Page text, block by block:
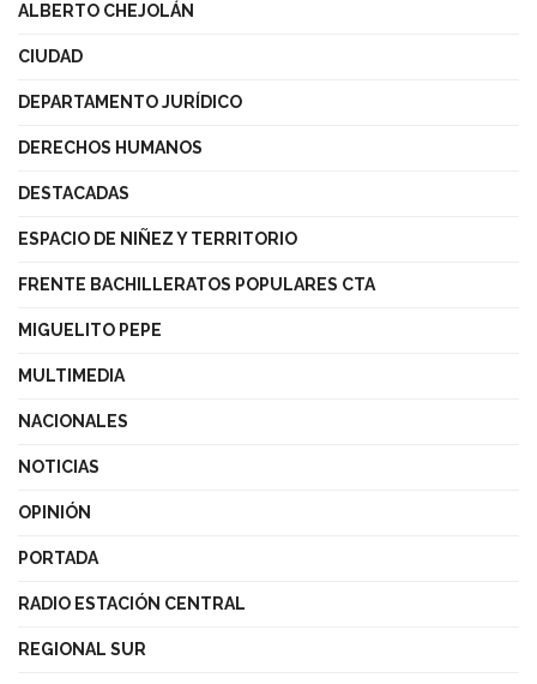
ALBERTO CHEJOLÁN
CIUDAD
DEPARTAMENTO JURÍDICO
DERECHOS HUMANOS
DESTACADAS
ESPACIO DE NIÑEZ Y TERRITORIO
FRENTE BACHILLERATOS POPULARES CTA
MIGUELITO PEPE
MULTIMEDIA
NACIONALES
NOTICIAS
OPINIÓN
PORTADA
RADIO ESTACIÓN CENTRAL
REGIONAL SUR